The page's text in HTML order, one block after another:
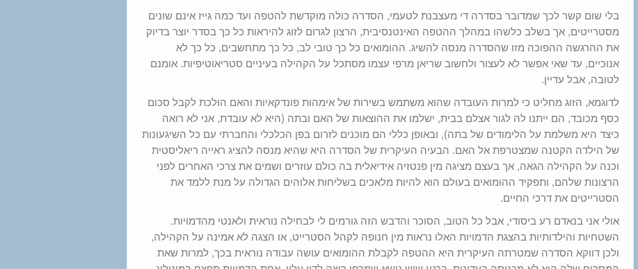
בלי שום קשר לכך שמדובר בסדרה די מעצבנת לטעמי, הסדרה כולה מוקדשת להטפה ועד כמה גייז אינם שונים
מסטרייטים, אך בשלב כלשהו במהלך ההטפה האינטנסיבית, הרצון לגרום לזוג להיראות כל כך בסדר יוצר בדיוק
את ההרגשה ההפוכה מזו שהסדרה מנסה להשיג. ההומואים כל כך טובי לב, כל כך מתחשבים, כל כך לא
אנוכיים, עד שאי אפשר לא לעצור ולחשוב שריאן מרפי עצמו מסתכל על הקהילה בעיניים סטריאוטיפיות. אומנם
לטובה, אבל עדיין.
לדוגמא, הזוג מחליט כי למרות העובדה שהוא משתמש בשירות של אימהות פונדקאיות והאם הולכת לקבל סכום
כסף מכובד, הם ייתנו לה לגור אצלם בבית, ישלמו את ההוצאות של האם ובתה (היא לא עובדת, אני לא רואה
כיצד היא משלמת על הלימודים של בתה), ובאופן כללי הם מוכנים לזרום בפן הכלכלי והחברתי עם כל השיגעונות
של הילדה הקטנה שמצטרפת אל האם. הבעיה העיקרית של הסדרה היא שהיא מנסה להציג ראייה ריאליסטית
וכנה על הקהילה הגאה, אך בעצם מציגה מין פנטזיה אידיאלית בה כולם עוזרים ושמים את צרכי האחרים לפני
הרצונות שלהם, ותפקיד ההומואים בעולם הוא להיות מלאכים בשליחות אלוהים הגדולה על מנת ללמד את
הסטרייטים את דרכי החיים.
אולי אני בנאדם רע ביסודי, אבל כל הטוב, הסוכר והדבש הזה גורמים לי לבחילה נוראית ולאנטי מהדמויות.
השטחיות והילדותיות בהצגת הדמויות האלו נראות מין חנופה לקהל הסטרייט, או הצגה לא אמינה על הקהילה,
ולכן דווקא הסדרה שמטרתה העיקרית היא ההטפה לקבלת ההומואים עושה עבודה נוראית בכך, למרות שאת